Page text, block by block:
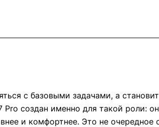
с базовыми задачами, а
создан именно для такой роли:
и комфортнее. Это не очередное